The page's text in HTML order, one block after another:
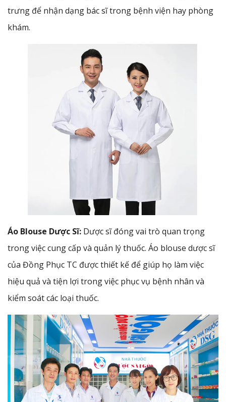
trưng để nhận dạng bác sĩ trong bệnh viện hay phòng
khám.
Áo Blouse Dược Sĩ: Dược sĩ đóng vai trò quan trọng
trong việc cung cấp và quản lý thuốc. Áo blouse dược sĩ
của Đồng Phục TC được thiết kế để giúp họ làm việc
hiệu quả và tiện lợi trong việc phục vụ bệnh nhân và
kiểm soát các loại thuốc.